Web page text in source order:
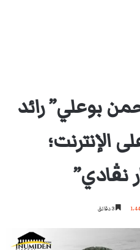
بوعلي” رائد
الإنترنت؛
نڨادي”